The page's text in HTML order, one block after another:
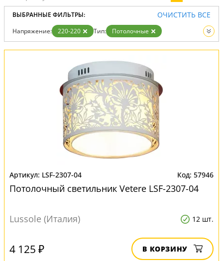
ВЫБРАННЫЕ ФИЛЬТРЫ: ОЧИСТИТЬ ВСЕ
Напряжение: 220-220 Тип:
Потолочные
Вид:
Светильники
LSF-2307-04 57946
Потолочный светильник Vetere LSF-2307-04
Lussole (Италия) 12 шт.
4 125 ₽ В КОРЗИНУ